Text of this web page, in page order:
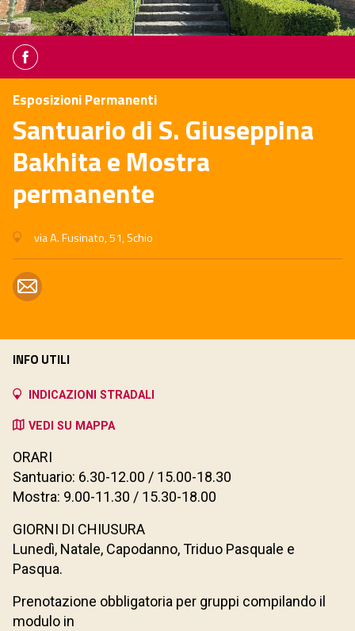
Esposizioni Permanenti
Santuario di S. Giuseppina
Bakhita e Mostra
permanente
via A. Fusinato, 51, Schio
INFO UTILI
INDICAZIONI STRADALI
VEDI SU MAPPA
ORARI
Santuario: 6.30-12.00 / 15.00-18.30
Mostra: 9.00-11.30 / 15.30-18.00
GIORNI DI CHIUSURA
Lunedì, Natale, Capodanno, Triduo Pasquale e
Pasqua.
Prenotazione obbligatoria per gruppi compilando il
modulo in